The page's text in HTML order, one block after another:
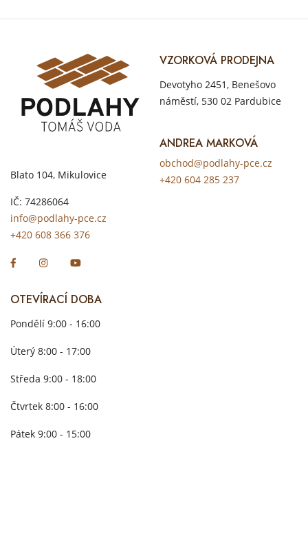
Blato 104, Mikulovice
IČ: 74286064
info@podlahy-pce.cz
+420 608 366 376
VZORKOVÁ PRODEJNA
Devotyho 2451, Benešovo
náměstí, 530 02 Pardubice
ANDREA MARKOVÁ
obchod@podlahy-pce.cz
+420 604 285 237
OTEVÍRACÍ DOBA
Pondělí 9:00 - 16:00
Úterý 8:00 - 17:00
Středa 9:00 - 18:00
Čtvrtek 8:00 - 16:00
Pátek 9:00 - 15:00